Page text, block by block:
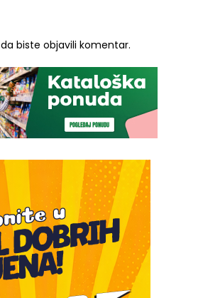
da biste objavili komentar.